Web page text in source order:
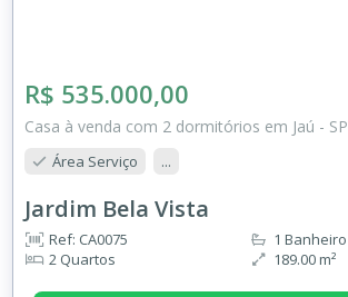
R$ 535.000,00
Casa à venda com 2 dormitórios em Jaú - SP
Área Serviço ...
Jardim Bela Vista
Ref: CA0075
2 Quartos
1 Banheiro
189.00 m²